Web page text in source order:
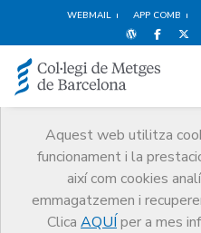
WEBMAIL APP COMB
Aquest web utilitza
funcionament i la
així com cookies
emmagatzemen i
Clica AQUÍ per a mes
Política de
de dades
Política de protecció de